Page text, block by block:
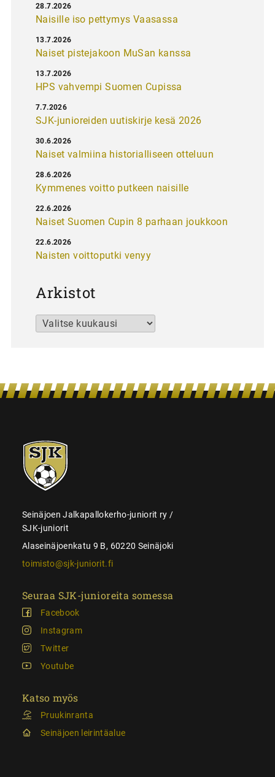
Naisille iso pettymys Vaasassa
28.7.2026
Naiset pistejakoon MuSan kanssa
13.7.2026
HPS vahvempi Suomen Cupissa
13.7.2026
SJK-junioreiden uutiskirje kesä 2026
7.7.2026
Naiset valmiina historialliseen otteluun
30.6.2026
Kymmenes voitto putkeen naisille
28.6.2026
Naiset Suomen Cupin 8 parhaan joukkoon
22.6.2026
Naisten voittoputki venyy
22.6.2026
Arkistot
Arkistot
SJK-
juniorit
Seinäjoen Jalkapallokerho-juniorit ry /
SJK-juniorit
Alaseinäjoenkatu 9 B, 60220 Seinäjoki
toimisto@sjk-juniorit.fi
Seuraa SJK-junioreita somessa
Facebook
Instagram
Twitter
Youtube
Katso myös
Pruukinranta
Seinäjoen leirintäalue